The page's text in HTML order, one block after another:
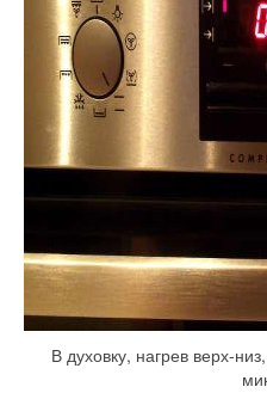
В духовку, нагрев верх-